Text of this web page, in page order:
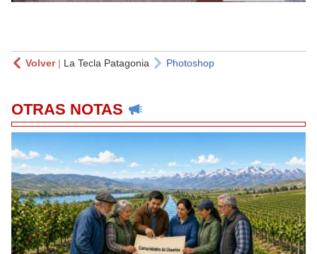
Volver| La Tecla Patagonia Photoshop
OTRAS NOTAS